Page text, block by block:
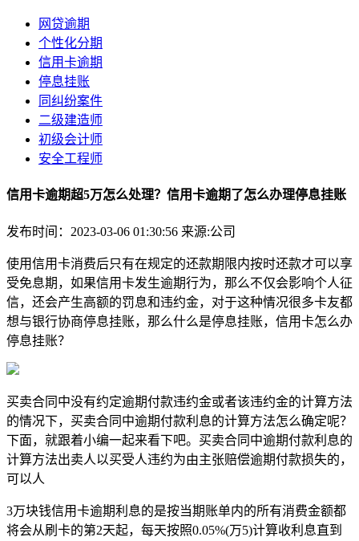
网贷逾期
个性化分期
信用卡逾期
停息挂账
同纠纷案件
二级建造师
初级会计师
安全工程师
信用卡逾期超5万怎么处理？信用卡逾期了怎么办理停息挂账
发布时间：2023-03-06 01:30:56 来源:公司
使用信用卡消费后只有在规定的还款期限内按时还款才可以享
受免息期，如果信用卡发生逾期行为，那么不仅会影响个人征
信，还会产生高额的罚息和违约金，对于这种情况很多卡友都
想与银行协商停息挂账，那么什么是停息挂账，信用卡怎么办
停息挂账？
买卖合同中没有约定逾期付款违约金或者该违约金的计算方法
的情况下，买卖合同中逾期付款利息的计算方法怎么确定呢？
下面，就跟着小编一起来看下吧。买卖合同中逾期付款利息的
计算方法出卖人以买受人违约为由主张赔偿逾期付款损失的，
可以人
3万块钱信用卡逾期利息的是按当期账单内的所有消费金额都
将会从刷卡的第2天起，每天按照0.05%(万5)计算收利息直到